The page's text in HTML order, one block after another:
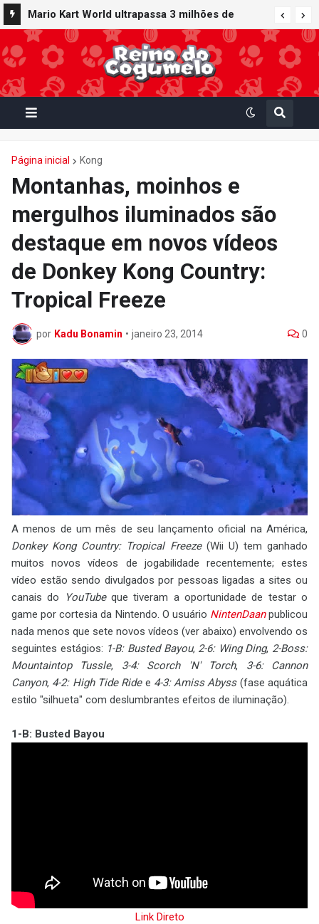
Mario Kart World ultrapassa 3 milhões de
unidades vendidas no Japão e figura no top 30
da Famitsu
Página inicial Kong
Montanhas, moinhos e
mergulhos iluminados são
destaque em novos vídeos
de Donkey Kong Country:
Tropical Freeze
por Kadu Bonamin • janeiro 23, 2014 0
A menos de um mês de seu lançamento oficial na América,
Donkey Kong Country: Tropical Freeze(Wii U) tem ganhado
muitos novos vídeos de jogabilidade recentemente; estes
vídeo estão sendo divulgados por pessoas ligadas a sites ou
canais do
YouTubeque tiveram a oportunidade de testar o
game por cortesia da Nintendo. O usuário NintenDaanpublicou
nada menos que sete novos vídeos (ver abaixo) envolvendo os
seguintes estágios: 1-B: Busted Bayou, 2-6: Wing Ding, 2-Boss:
Mountaintop Tussle, 3-4: Scorch 'N' Torch, 3-6: Cannon
Canyon, 4-2: High Tide Ridee 4-3: Amiss Abyss(fase aquática
estilo "silhueta" com deslumbrantes efeitos de iluminação).
1-B: Busted Bayou
Link Direto